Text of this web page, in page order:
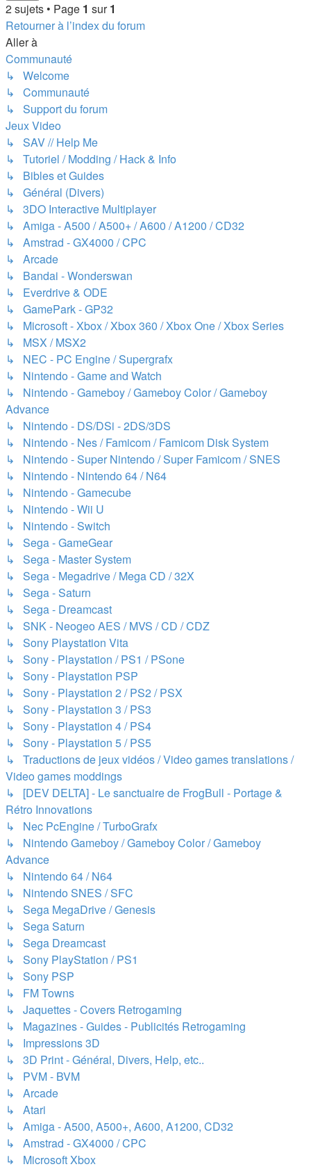
2 sujets • Page 1 sur1
Retourner à l’index du forum
Aller à
Communauté
↳ Welcome
↳ Communauté
↳ Support du forum
Jeux Video
↳ SAV // Help Me
↳ Tutoriel / Modding / Hack & Info
↳ Bibles et Guides
↳ Général (Divers)
↳ 3DO Interactive Multiplayer
↳ Amiga - A500 / A500+ / A600 / A1200 / CD32
↳ Amstrad - GX4000 / CPC
↳ Arcade
↳ Bandai - Wonderswan
↳ Everdrive & ODE
↳ GamePark - GP32
↳ Microsoft - Xbox / Xbox 360 / Xbox One / Xbox Series
↳ MSX / MSX2
↳ NEC - PC Engine / Supergrafx
↳ Nintendo - Game and Watch
↳ Nintendo - Gameboy / Gameboy Color / Gameboy
Advance
↳ Nintendo - DS/DSi - 2DS/3DS
↳ Nintendo - Nes / Famicom / Famicom Disk System
↳ Nintendo - Super Nintendo / Super Famicom / SNES
↳ Nintendo - Nintendo 64 / N64
↳ Nintendo - Gamecube
↳ Nintendo - Wii U
↳ Nintendo - Switch
↳ Sega - GameGear
↳ Sega - Master System
↳ Sega - Megadrive / Mega CD / 32X
↳ Sega - Saturn
↳ Sega - Dreamcast
↳ SNK - Neogeo AES / MVS / CD / CDZ
↳ Sony Playstation Vita
↳ Sony - Playstation / PS1 / PSone
↳ Sony - Playstation PSP
↳ Sony - Playstation 2 / PS2 / PSX
↳ Sony - Playstation 3 / PS3
↳ Sony - Playstation 4 / PS4
↳ Sony - Playstation 5 / PS5
↳ Traductions de jeux vidéos / Video games translations /
Video games moddings
↳ [DEV DELTA] - Le sanctuaire de FrogBull - Portage &
Rétro Innovations
↳ Nec PcEngine / TurboGrafx
↳ Nintendo Gameboy / Gameboy Color / Gameboy
Advance
↳ Nintendo 64 / N64
↳ Nintendo SNES / SFC
↳ Sega MegaDrive / Genesis
↳ Sega Saturn
↳ Sega Dreamcast
↳ Sony PlayStation / PS1
↳ Sony PSP
↳ FM Towns
↳ Jaquettes - Covers Retrogaming
↳ Magazines - Guides - Publicités Retrogaming
↳ Impressions 3D
↳ 3D Print - Général, Divers, Help, etc..
↳ PVM - BVM
↳ Arcade
↳ Atari
↳ Amiga - A500, A500+, A600, A1200, CD32
↳ Amstrad - GX4000 / CPC
↳ Microsoft Xbox